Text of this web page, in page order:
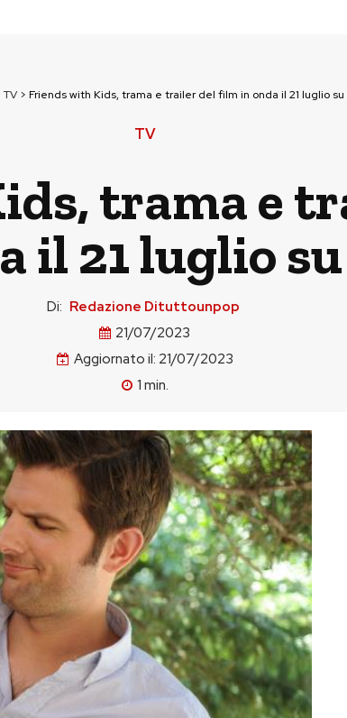
TV> Friends with Kids, trama e trailer del film in onda il 21 luglio su
TV
trama e
il 21 luglio
Di: Redazione Dituttounpop
21/07/2023
Aggiornato il: 21/07/2023
1 min.